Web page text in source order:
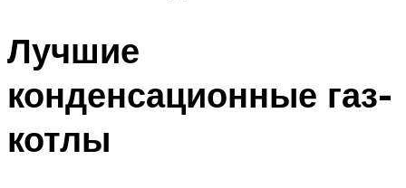
Лучшие
конденсационные газ-
котлы